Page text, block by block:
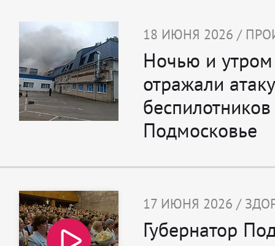
18 ИЮНЯ 2026 /
Ночью и
отражали атаку
Подмосковье
17 ИЮНЯ 2026 /
Губернатор